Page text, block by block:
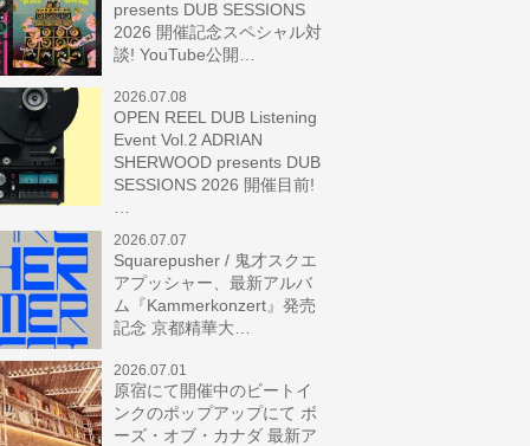
presents DUB SESSIONS
2026 開催記念スペシャル対
談! YouTube公開…
2026.07.08
OPEN REEL DUB Listening
Event Vol.2 ADRIAN
SHERWOOD presents DUB
SESSIONS 2026 開催目前!
2026.07.07
Squarepusher / 鬼才スクエ
アプッシャー、最新アルバ
ム『Kammerkonzert』発売
記念 京都精華大…
2026.07.01
原宿にて開催中のビートイ
ンクのポップアップにて ボ
ーズ・オブ・カナダ 最新ア